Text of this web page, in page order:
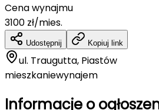
Cena wynajmu
3100 zł/mies.
Udostępnij Kopiuj link
ul. Traugutta, Piastów
mieszkaniewynajem
Informacje o